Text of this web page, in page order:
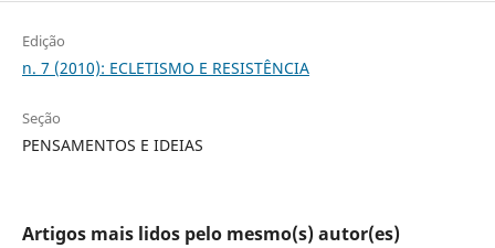
Edição
n. 7 (2010): ECLETISMO E RESISTÊNCIA
Seção
PENSAMENTOS E IDEIAS
Artigos mais lidos pelo mesmo(s) autor(es)